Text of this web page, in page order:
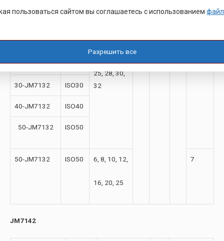
12,
20,
25, 28, 30,
32
MS4-JM7132 MS4
MS5-JM7132 MS5
30-JM7132 ISO30
40-JM7132 ISO40
50-JM7132 ISO50
50-JM7132 ISO50 6, 8, 10, 12,
16, 20, 25
7
JM7142
пользоваться сайтом вы соглашаетесь с использованием
Разрешить все